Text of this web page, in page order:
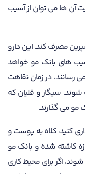
آن ها می توان از آسیب
مصرف کند. این دارو
های بانک مو خواهد
در زمان نقاهت
سیگار و قلیان که
مو می گذارند.
کنید، کلاه به پوست و
کاشته شده و بانک مو
اگر برای محیط کاری